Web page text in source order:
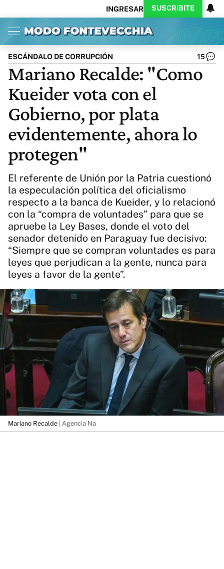
INGRESAR SUSCRIBITE
Inicio Ahora
Opinión
Política
Ciencia
Protagonistas
Cultura
Arte
Educación
Internacional
Deportes
CARAS
Exitoina
Turismo
Videos
Córdoba
Reperfilar
Business
Noticias
Caras
Gaming
Diario del Juicio
Actualidad
ESCÁNDALO DE CORRUPCIÓN 15
Mariano Recalde: "Como
Kueider vota con el
Gobierno, por plata
evidentemente, ahora lo
protegen"
El referente de Unión por la Patria cuestionó
la especulación política del oficialismo
respecto a la banca de Kueider, y lo relacionó
con la “compra de voluntades” para que se
apruebe la Ley Bases, donde el voto del
senador detenido en Paraguay fue decisivo:
“Siempre que se compran voluntades es para
leyes que perjudican a la gente, nunca para
leyes a favor de la gente”.
Mariano Recalde | Agencia Na